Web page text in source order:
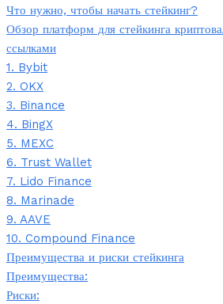
Что нужно, чтобы начать стейкинг?
Обзор платформ для стейкинга
ссылками
1. Bybit
2. OKX
3. Binance
4. BingX
5. MEXC
6. Trust Wallet
7. Lido Finance
8. Marinade
9. AAVE
10. Compound Finance
Преимущества и риски стейкинга
Преимущества:
Риски: